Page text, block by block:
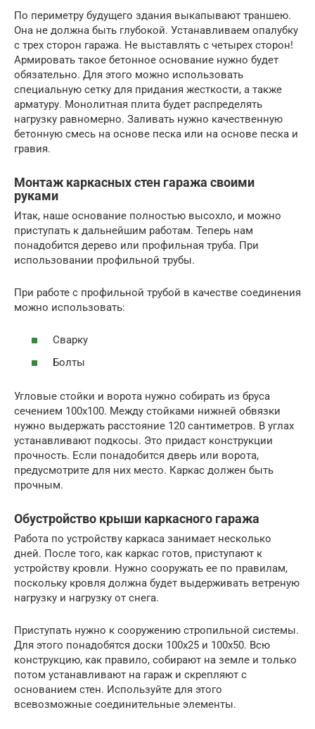
По периметру будущего здания выкапывают траншею.
Она не должна быть глубокой. Устанавливаем опалубку
с трех сторон гаража. Не выставлять с четырех сторон!
Армировать такое бетонное основание нужно будет
обязательно. Для этого можно использовать
специальную сетку для придания жесткости, а также
арматуру. Монолитная плита будет распределять
нагрузку равномерно. Заливать нужно качественную
бетонную смесь на основе песка или на основе песка и
гравия.
Монтаж каркасных стен гаража своими
руками
Итак, наше основание полностью высохло, и можно
приступать к дальнейшим работам. Теперь нам
понадобится дерево или профильная труба. При
использовании профильной трубы.
При работе с профильной трубой в качестве соединения
можно использовать:
Сварку
Болты
Угловые стойки и ворота нужно собирать из бруса
сечением 100х100. Между стойками нижней обвязки
нужно выдержать расстояние 120 сантиметров. В углах
устанавливают подкосы. Это придаст конструкции
прочность. Если понадобится дверь или ворота,
предусмотрите для них место. Каркас должен быть
прочным.
Обустройство крыши каркасного гаража
Работа по устройству каркаса занимает несколько
дней. После того, как каркас готов, приступают к
устройству кровли. Нужно сооружать ее по правилам,
поскольку кровля должна будет выдерживать ветреную
нагрузку и нагрузку от снега.
Приступать нужно к сооружению стропильной системы.
Для этого понадобятся доски 100х25 и 100х50. Всю
конструкцию, как правило, собирают на земле и только
потом устанавливают на гараж и скрепляют с
основанием стен. Используйте для этого
всевозможные соединительные элементы.